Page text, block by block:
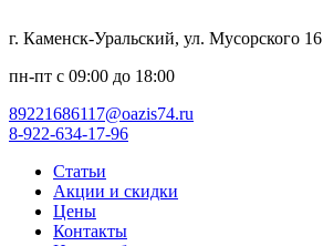
г. Каменск-Уральский, ул. Мусорского 16
пн-пт с 09:00 до 18:00
89221686117@oazis74.ru
8-922-634-17-96
Статьи
Акции и скидки
Цены
Контакты